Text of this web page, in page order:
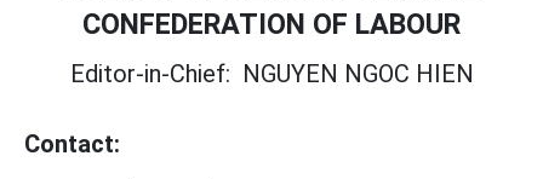
CONFEDERATION OF LABOUR
Editor-in-Chief: NGUYEN NGOC HIEN
Contact: